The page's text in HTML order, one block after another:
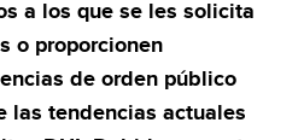
a los que se les solicita
o proporcionen
de orden público
las tendencias actuales